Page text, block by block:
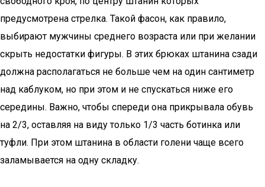
предусмотрена стрелка. Такой фасон, как правило,
выбирают мужчины среднего возраста или при желании
скрыть недостатки фигуры. В этих брюках штанина сзади
должна располагаться не больше чем на один сантиметр
над каблуком, но при этом и не спускаться ниже его
середины. Важно, чтобы спереди она прикрывала обувь
на 2/3, оставляя на виду только 1/3 часть ботинка или
туфли. При этом штанина в области голени чаще всего
заламывается на одну складку.